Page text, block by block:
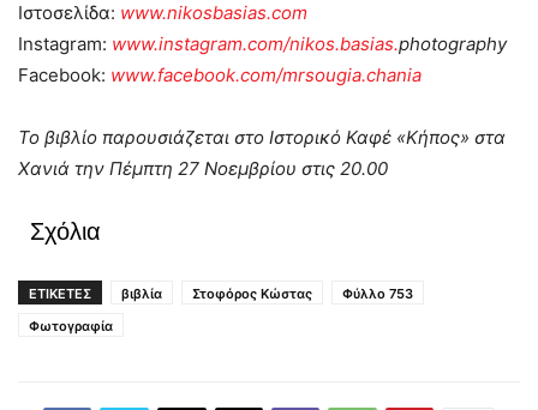
Ιστοσελίδα: www.nikosbasias.com
Instagram: www.instagram.com/nikos.basias.photography
Facebook: www.facebook.com/mrsougia.chania
Το βιβλίο παρουσιάζεται στο Ιστορικό Καφέ «Κήπος» στα
Χανιά την Πέμπτη 27 Νοεμβρίου στις 20.00
Σχόλια
ΕΤΙΚΕΤΕΣ βιβλία Στοφόρος Κώστας
Φύλλο 753
Φωτογραφία